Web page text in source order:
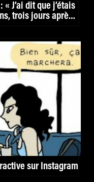
« J’ai dit que j’étais
trois jours après
sur Instagram